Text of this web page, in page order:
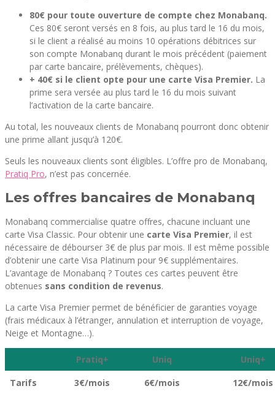
80€ pour toute ouverture de compte chez Monabanq.
Ces 80€ seront versés en 8 fois, au plus tard le 16 du mois,
si le client a réalisé au moins 10 opérations débitrices sur
son compte Monabanq durant le mois précédent (paiement
par carte bancaire, prélèvements, chèques).
+ 40€ si le client opte pour une carte Visa Premier. La
prime sera versée au plus tard le 16 du mois suivant
l’activation de la carte bancaire.
Au total, les nouveaux clients de Monabanq pourront donc obtenir
une prime allant jusqu’à 120€.
Seuls les nouveaux clients sont éligibles. L’offre pro de Monabanq,
Pratiq Pro, n’est pas concernée.
Les offres bancaires de Monabanq
Monabanq commercialise quatre offres, chacune incluant une
carte Visa Classic. Pour obtenir une carte Visa Premier, il est
nécessaire de débourser 3€ de plus par mois. Il est même possible
d’obtenir une carte Visa Platinum pour 9€ supplémentaires.
L’avantage de Monabanq ? Toutes ces cartes peuvent être
obtenues sans condition de revenus.
La carte Visa Premier permet de bénéficier de garanties voyage
(frais médicaux à l’étranger, annulation et interruption de voyage,
Neige et Montagne…).
Pratiq+ Uniq
Uniq+
Tarifs
3€/mois 6€/mois 12€/mois